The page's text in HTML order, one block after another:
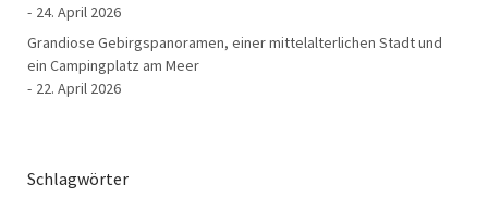
24. April 2026
Grandiose Gebirgspanoramen, einer mittelalterlichen Stadt und
ein Campingplatz am Meer
22. April 2026
Schlagwörter